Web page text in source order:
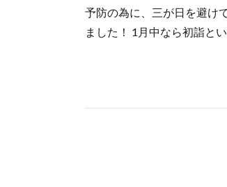
予防の為に、三が日を避け
ました！ 1月中なら初詣と